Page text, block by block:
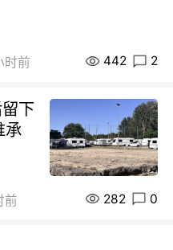
时前 442 2
下
承
前 282 0